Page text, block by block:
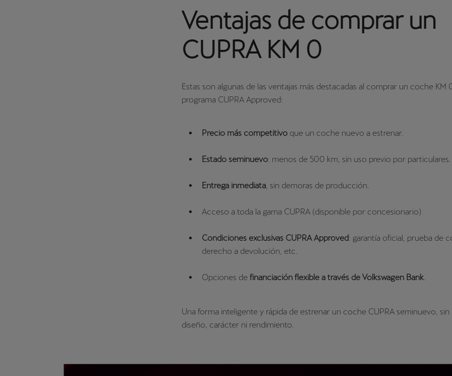
Ventajas de comprar un
CUPRA KM 0
Estas son algunas de las ventajas más destacadas al comprar un coche KM
programa CUPRA Approved:
Precio más competitivo que un coche nuevo a estrenar.
Estado seminuevo: menos de 500 km, sin uso previo por particulares.
Entrega inmediata, sin demoras de producción.
Acceso a toda la gama CUPRA (disponible por concesionario)
Condiciones exclusivas CUPRA Approved: garantía oficial, prueba de
derecho a devolución, etc.
Opciones de financiación flexible a través de Volkswagen Bank.
Una forma inteligente y rápida de estrenar un coche CUPRA seminuevo, sin
diseño, carácter ni rendimiento.